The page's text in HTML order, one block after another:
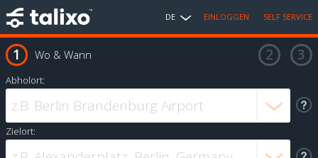
DE EINLOGGEN SELF SERVICE
Wo & Wann
Abholort:
Zielort: